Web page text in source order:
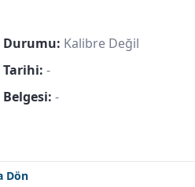
Durumu: Kalibre Değil
-
-
Dön